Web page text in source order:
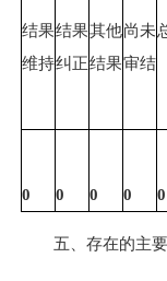
结果
维持
结果
纠正
其他
结果
尚未
审结
0 0 0 0 0
五、存在的主要